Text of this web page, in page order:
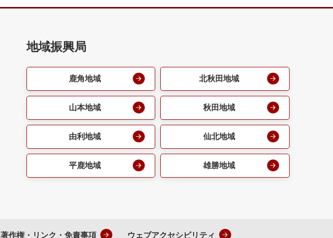
地域振興局
鹿角地域 北秋田地域
山本地域 秋田地域
由利地域 仙北地域
平鹿地域 雄勝地域
著作権・リンク・免責事項 ウェブアクセシビリティ